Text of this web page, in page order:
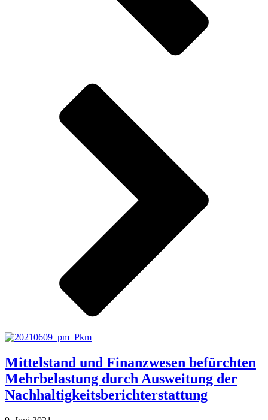
Mittelstand und Finanzwesen befürchten
Mehrbelastung durch Ausweitung der
Nachhaltigkeitsberichterstattung